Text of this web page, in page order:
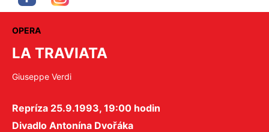
OPERA
LA TRAVIATA
Giuseppe Verdi
Repríza 25.9.1993, 19:00 hodin
Divadlo Antonína Dvořáka